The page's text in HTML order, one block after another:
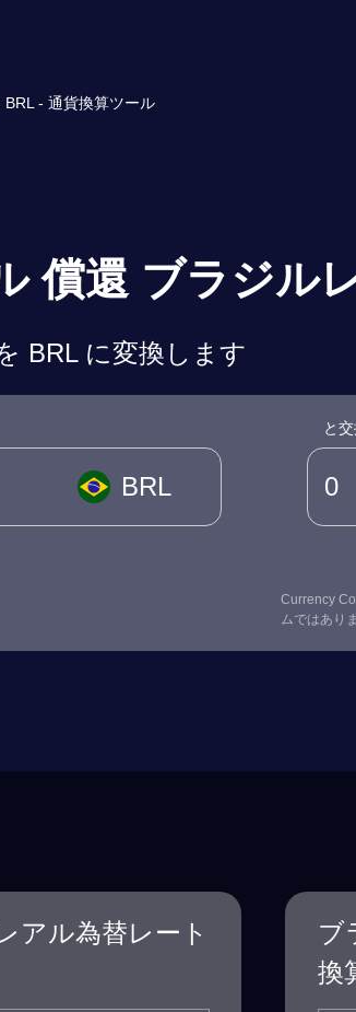
- 通貨換算ツール
償還 ブラジル
BRL に変換します
BRL
と
Currency
ムではあり
アル為替レート
ブ
換